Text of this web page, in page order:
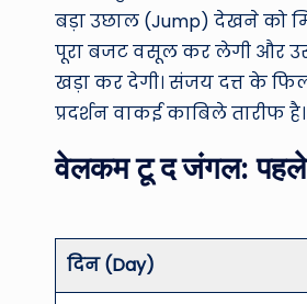
बड़ा उछाल (Jump) देखने को
पूरा बजट वसूल कर लेगी और
खड़ा कर देगी। संजय दत्त के
प्रदर्शन वाकई काबिले तारीफ है।
वेलकम टू द जंगल: पहले
दिन (Day)